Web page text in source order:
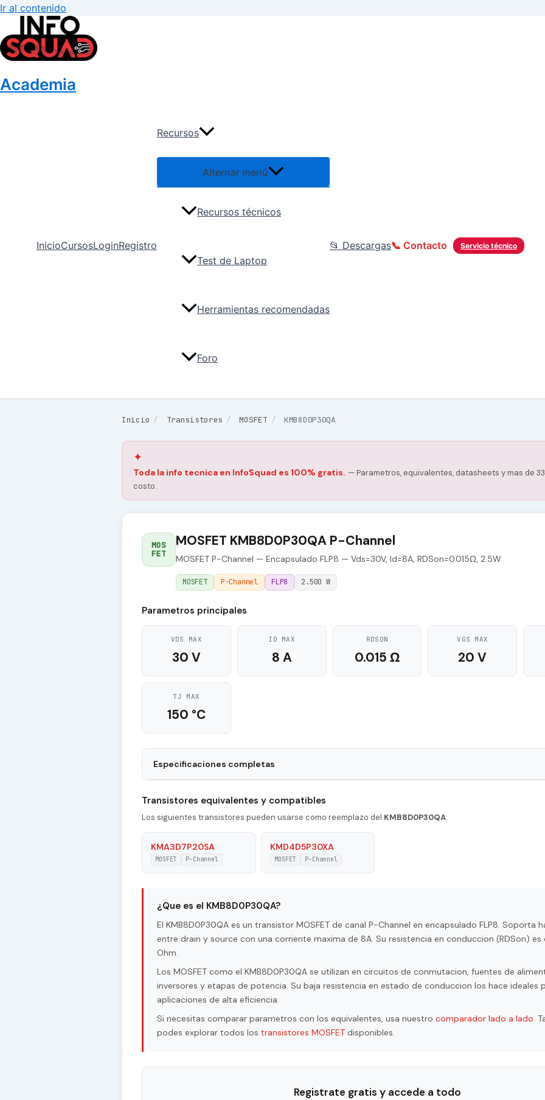
Ir al contenido
Academia
InicioCursosLoginRegistro
Recursos
Alternar menú
Recursos técnicos
Test de Laptop
Herramientas recomendadas
Foro
📂 Descargas Servicio técnico
📞 Contacto
Inicio / Transistores / MOSFET / KMB8D0P30QA
✦
Toda la info tecnica en InfoSquad es 100% gratis. — Parametros, equivalentes, datasheets y mas de
costo.
MOS
FET
MOSFET KMB8D0P30QA P-Channel
MOSFET P-Channel — Encapsulado FLP8 — Vds=30V, Id=8A, RDSon=0.015Ω, 2.5W
MOSFET P-Channel FLP8 2.500 W
Parametros principales
VDS MAX
30 V
ID MAX
8 A
RDSON
0.015 Ω
VGS MAX
20 V
TJ MAX
150 °C
Especificaciones completas
tr - Rise Time 5.8 nS
Tj - Maximum Junction Temperature 150 °C
20 V
|Vds| - Maximum Drain-Source Voltage 30 V
RDSon - Maximum Drain-Source On-State
Resistance
0.015 Ohm
Transistores equivalentes y compatibles
Los siguientes transistores pueden usarse como reemplazo del KMB8D0P30QA:
KMA3D7P20SA
MOSFET P-Channel
KMD4D5P30XA
MOSFET P-Channel
¿Que es el KMB8D0P30QA?
El KMB8D0P30QA es un transistor MOSFET de canal P-Channel en encapsulado FLP8. Soporta
entre drain y source con una corriente maxima de 8A. Su resistencia en conduccion (RDSon) es
Ohm.
Los MOSFET como el KMB8D0P30QA se utilizan en circuitos de conmutacion, fuentes de
inversores y etapas de potencia. Su baja resistencia en estado de conduccion los hace ideales
aplicaciones de alta eficiencia.
Si necesitas comparar parametros con los equivalentes, usa nuestro comparador lado a lado.
podes explorar todos los transistores MOSFET disponibles.
Registrate gratis y accede a todo